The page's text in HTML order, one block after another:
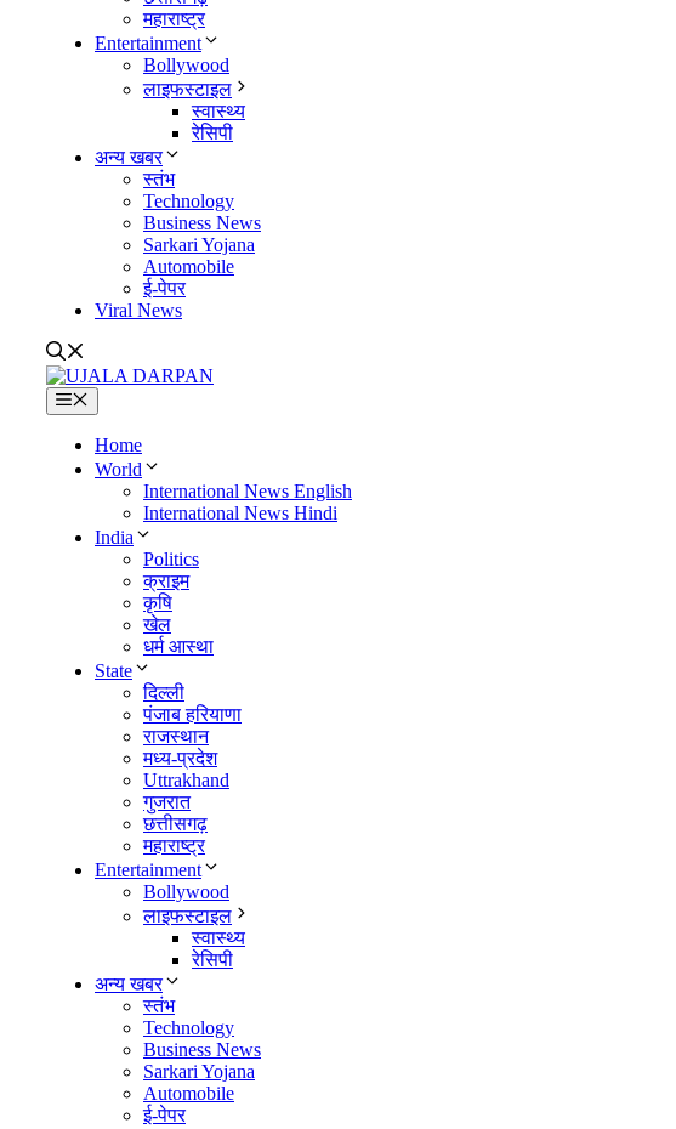
महाराष्ट्र
Entertainment
Bollywood
लाइफस्टाइल
स्वास्थ्य
रेसिपी
अन्य खबर
स्तंभ
Technology
Business News
Sarkari Yojana
Automobile
ई-पेपर
Viral News
Menu
Home
World
International News English
International News Hindi
India
Politics
क्राइम
कृषि
खेल
धर्म आस्था
State
दिल्ली
पंजाब हरियाणा
राजस्थान
मध्य-प्रदेश
Uttrakhand
गुजरात
छत्तीसगढ़
महाराष्ट्र
Entertainment
Bollywood
लाइफस्टाइल
स्वास्थ्य
रेसिपी
अन्य खबर
स्तंभ
Technology
Business News
Sarkari Yojana
Automobile
ई-पेपर